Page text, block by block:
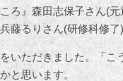
ろ』森田志保子さん(元
藤るりさん(研修科修了)
いただきました。「
と思います。